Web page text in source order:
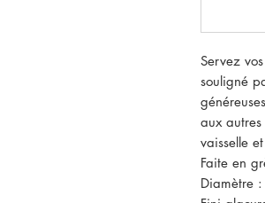
Servez
souligné
aux
vaisselle
Faite en
Diamètre